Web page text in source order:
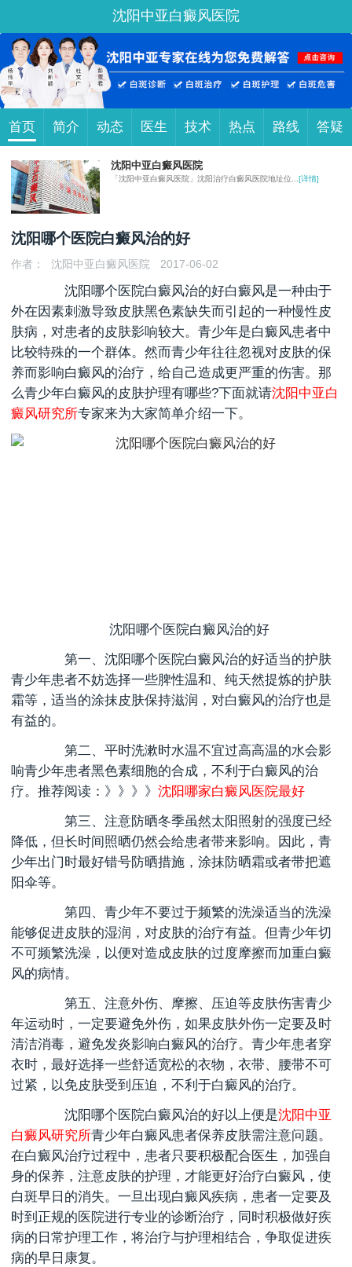
沈阳中亚白癜风医院
首页 简介 动态 医生 技术 热点 路线 答疑
沈阳中亚白癜风医院
「沈阳中亚白癜风医院」沈阳治疗白癜风医院地址位... [详情]
沈阳哪个医院白癜风治的好
作者： 沈阳中亚白癜风医院 2017-06-02
沈阳哪个医院白癜风治的好白癜风是一种由于
外在因素刺激导致皮肤黑色素缺失而引起的一种慢性皮
肤病，对患者的皮肤影响较大。青少年是白癜风患者中
比较特殊的一个群体。然而青少年往往忽视对皮肤的保
养而影响白癜风的治疗，给自己造成更严重的伤害。那
么青少年白癜风的皮肤护理有哪些?下面就请沈阳中亚白
癜风研究所专家来为大家简单介绍一下。
沈阳哪个医院白癜风治的好
第一、 沈阳哪个医院白癜风治的好适当的护肤
青少年患者不妨选择一些脾性温和、纯天然提炼的护肤
霜等，适当的涂抹皮肤保持滋润，对白癜风的治疗也是
有益的。
第二、平时洗漱时水温不宜过高高温的水会影
响青少年患者黑色素细胞的合成，不利于白癜风的治
疗。推荐阅读：》》》》沈阳哪家白癜风医院最好
第三、注意防晒冬季虽然太阳照射的强度已经
降低，但长时间照晒仍然会给患者带来影响。因此，青
少年出门时最好错号防晒措施，涂抹防晒霜或者带把遮
阳伞等。
第四、青少年不要过于频繁的洗澡适当的洗澡
能够促进皮肤的湿润，对皮肤的治疗有益。但青少年切
不可频繁洗澡，以便对造成皮肤的过度摩擦而加重白癜
风的病情。
第五、注意外伤、摩擦、压迫等皮肤伤害青少
年运动时，一定要避免外伤，如果皮肤外伤一定要及时
清洁消毒，避免发炎影响白癜风的治疗。青少年患者穿
衣时，最好选择一些舒适宽松的衣物，衣带、腰带不可
过紧，以免皮肤受到压迫，不利于白癜风的治疗。
沈阳哪个医院白癜风治的好以上便是沈阳中亚
白癜风研究所青少年白癜风患者保养皮肤需注意问题。
在白癜风治疗过程中，患者只要积极配合医生，加强自
身的保养，注意皮肤的护理，才能更好治疗白癜风，使
白斑早日的消失。一旦出现白癜风疾病，患者一定要及
时到正规的医院进行专业的诊断治疗，同时积极做好疾
病的日常护理工作，将治疗与护理相结合，争取促进疾
病的早日康复。